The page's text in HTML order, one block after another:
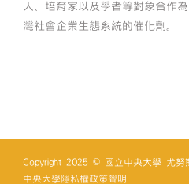
人、培育家以及學者等對象合作
灣社會企業生態系統的催化劑。
Copyright 2025 © 國立中央大學 尤努
中央大學隱私權政策聲明